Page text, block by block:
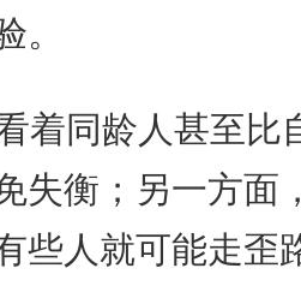
。
着同龄人甚至比
失衡；另一方面
些人就可能走歪